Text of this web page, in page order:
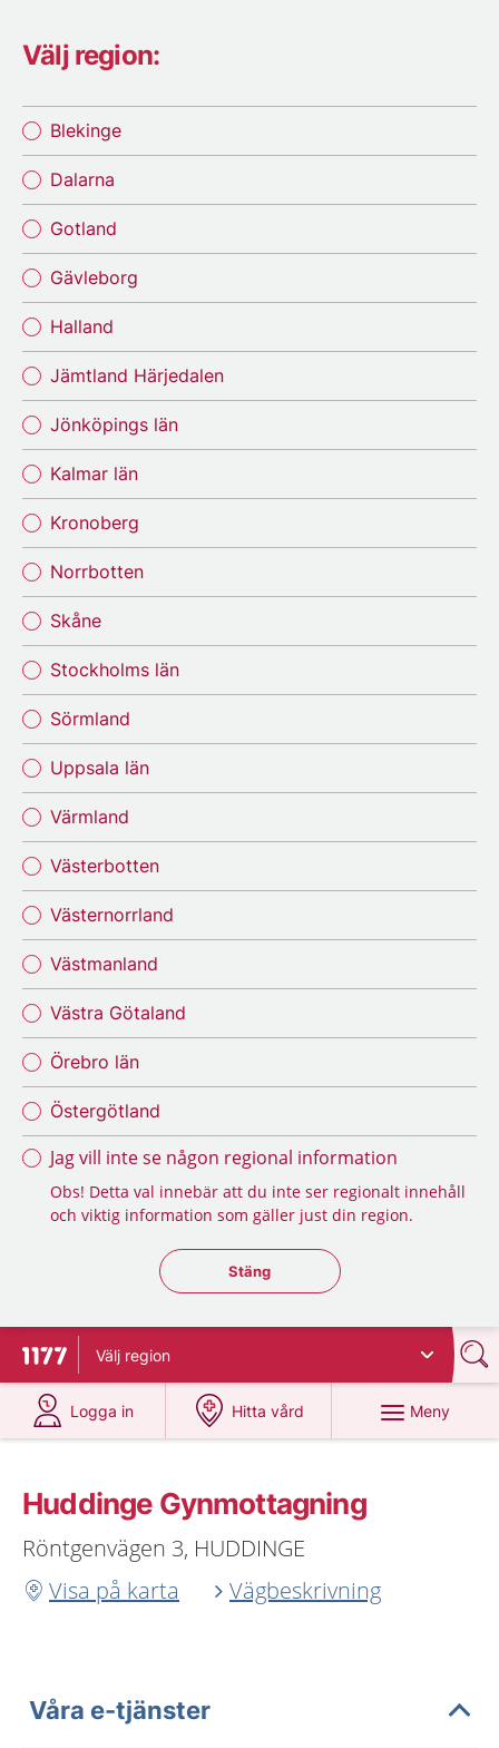
Välj region:
Blekinge
Dalarna
Gotland
Gävleborg
Halland
Jämtland Härjedalen
Jönköpings län
Kalmar län
Kronoberg
Norrbotten
Skåne
Stockholms län
Sörmland
Uppsala län
Värmland
Västerbotten
Västernorrland
Västmanland
Västra Götaland
Örebro län
Östergötland
Jag vill inte se någon regional information
Obs! Detta val innebär att du inte ser regionalt innehåll
och viktig information som gäller just din region.
Stäng regionsväljaren
Stäng
Till startsidan för 1177
Välj region
Logga in
på 1177.se
Hitta vård
på 1177.se
Meny
Huddinge Gynmottagning
Röntgenvägen 3, HUDDINGE
Visa på karta
Vägbeskrivning
Våra e-tjänster